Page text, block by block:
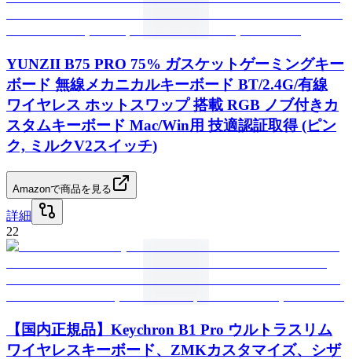
YUNZII B75 PRO 75% ガスケットゲーミングキー
ボード 無線メカニカルキーボード BT/2.4G/有線
ワイヤレス ホットスワップ 搭載 RGB ノブ付きカ
スタムキーボード Mac/Win用 技適認証取得 (ピン
ク, ミルクV2スイッチ)
Amazonで商品を見る
詳細
22
【国内正規品】Keychron B1 Pro ウルトラスリム
ワイヤレスキーボード、ZMKカスタマイズ、シザ